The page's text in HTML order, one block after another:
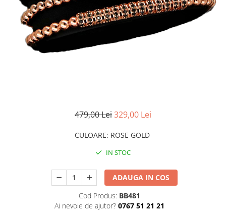
CERCEI
CEASURI DAMA
479,00 Lei329,00 Lei
CULOARE: ROSE GOLD
IN STOC
ADAUGA IN COS
Cod Produs: BB481
Ai nevoie de ajutor? 0767 51 21 21